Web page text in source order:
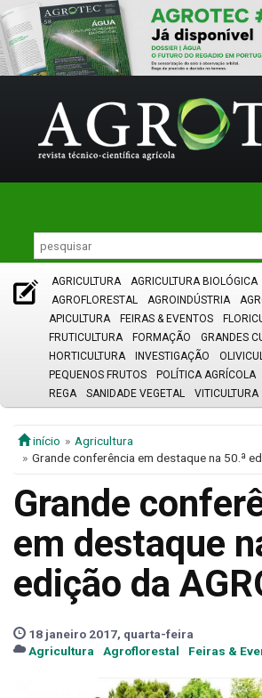
AGRICULTURA AGRICULTURA BIOLÓGICA
AGROFLORESTAL
AGROINDÚSTRIA
APICULTURA
FEIRAS & EVENTOS
FRUTICULTURA
FORMAÇÃO
GRANDES
HORTICULTURA
INVESTIGAÇÃO
PEQUENOS FRUTOS
POLÍTICA AGRÍCOLA
REGA
SANIDADE VEGETAL VITICULTURA
início
Agricultura
Grande conferência em destaque na 50.ª
Grande
em destaque
edição da
18 janeiro 2017, quarta-feira
Agricultura
Agroflorestal Feiras &